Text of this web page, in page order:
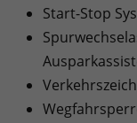
Start-Stop